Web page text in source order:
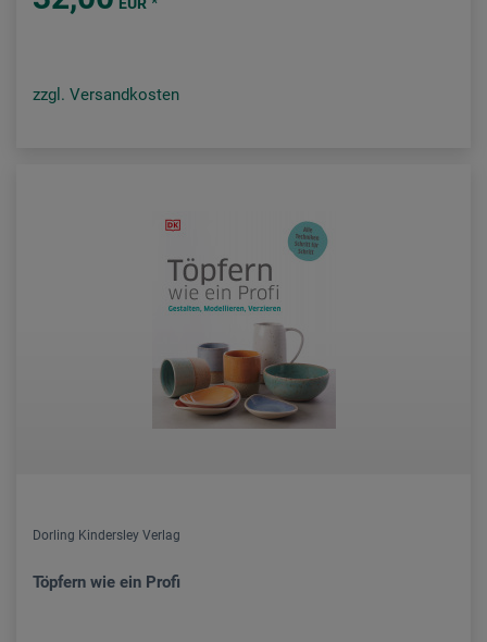
zzgl. Versandkosten
Dorling Kindersley Verlag
Töpfern wie ein Profi